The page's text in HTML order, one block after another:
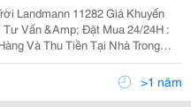
11282 Giá Khuyến
>1 năm